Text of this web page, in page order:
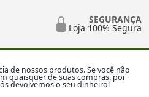
SEGURANÇA
Loja 100% Segura
de nossos produtos. Se você não
quaisquer de suas compras, por
devolvemos o seu dinheiro!